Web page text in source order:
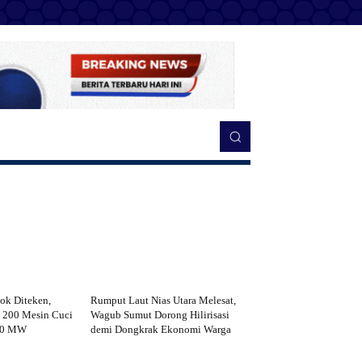
Diteken,
200 Mesin Cuci
MW
Rumput Laut Nias Utara Melesat,
Wagub Sumut Dorong Hilirisasi
demi Dongkrak Ekonomi Warga